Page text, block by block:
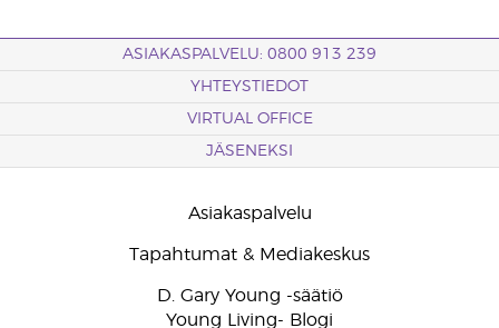
ASIAKASPALVELU: 0800 913 239
YHTEYSTIEDOT
VIRTUAL OFFICE
JÄSENEKSI
Asiakaspalvelu
Tapahtumat & Mediakeskus
D. Gary Young -säätiö
Young Living- Blogi